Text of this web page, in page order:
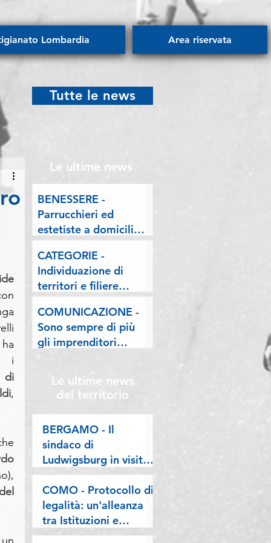
Lombardia Area riservata
i
di
,
Tutte le news
Le ultime news
BENESSERE -
Parrucchieri ed
estetiste a domicilio.
Esposto delle
Associazioni artigiane
lombarde: "Le regole
valgano per tutti"
CATEGORIE -
Individuazione di
territori e filiere
pilota nell'ambito del
"Programma V.E.R.A.
– Ecodesign etico e
valorizzazione delle
COMUNICAZIONE -
Sono sempre di più
gli imprenditori
Lombardia, la nostra
riflessione sulla
stampa
Le ultime news
del territorio
BERGAMO - Il
sindaco di
Ludwigsburg in visita
a Confartigianato
Bergamo: si rafforza
una collaborazione
lunga oltre vent’anni
COMO - Protocollo di
legalità: un'alleanza
tra Istituzioni e
imprese per difendere